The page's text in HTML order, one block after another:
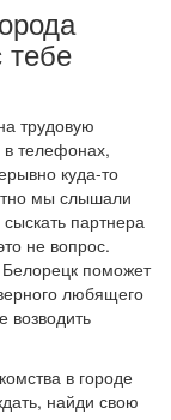
тебе
трудовую
в телефонах,
куда-то
мы слышали
партнера
не вопрос.
поможет
любящего
возводить
в городе
найди свою